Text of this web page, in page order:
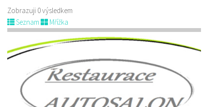
Zobrazuji 0 výsledkem
Seznam
Mřížka